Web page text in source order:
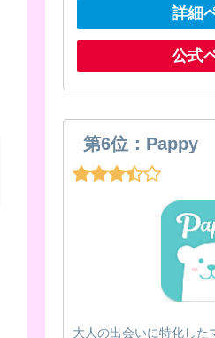
詳細
公式
第6位：Pappy
大人の出会いに特化した